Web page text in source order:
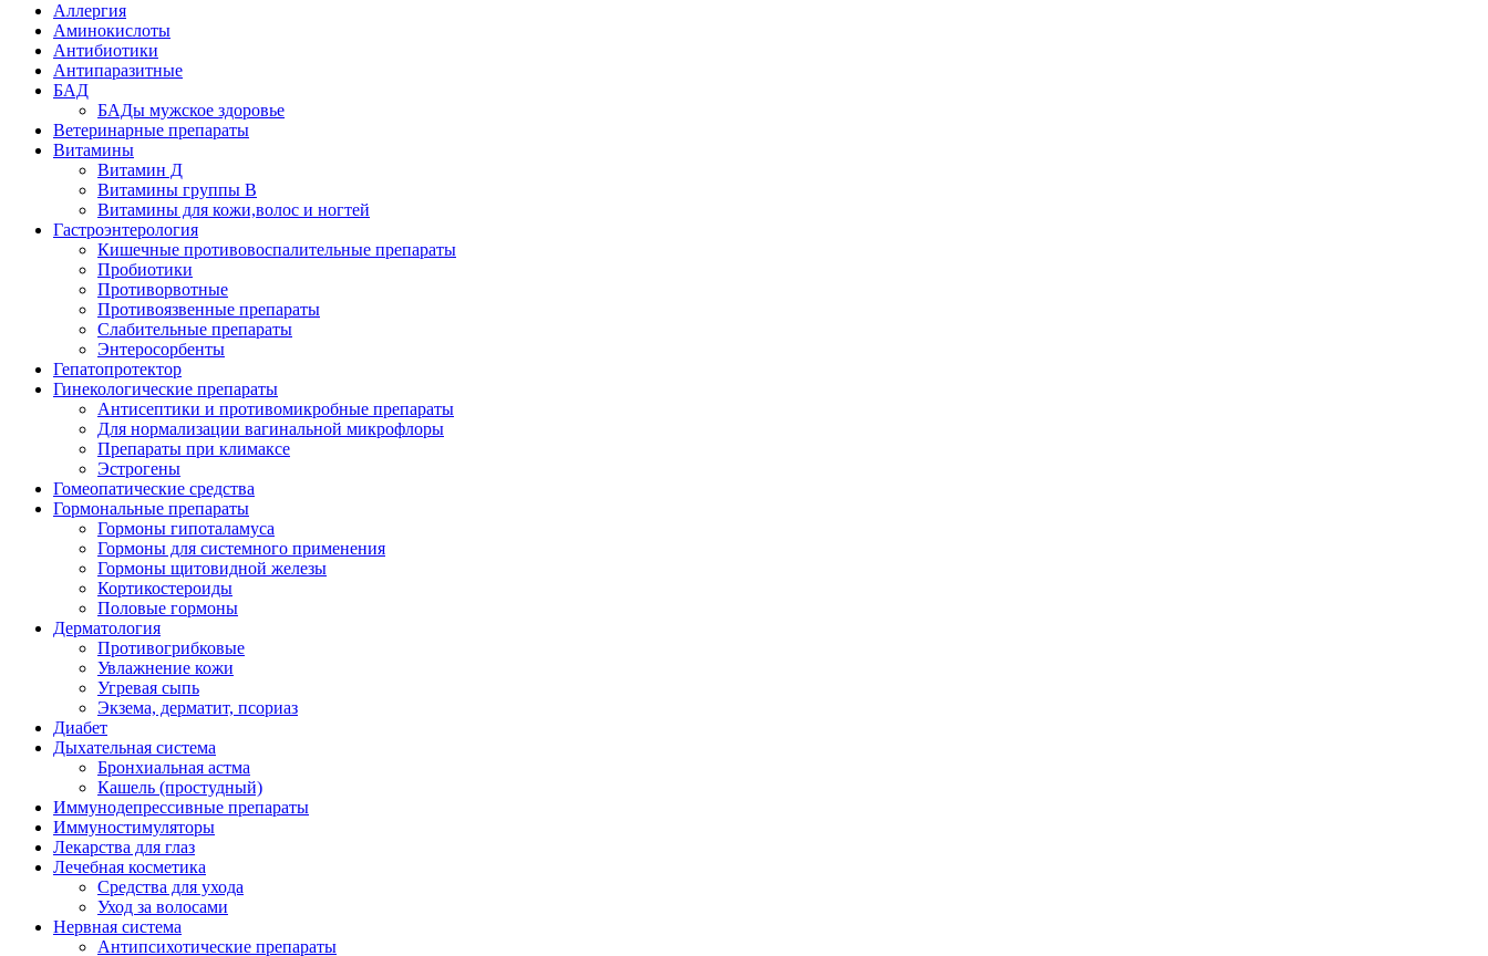
Аллергия
Аминокислоты
Антибиотики
Антипаразитные
БАД
БАДы мужское здоровье
Ветеринарные препараты
Витамины
Витамин Д
Витамины группы В
Витамины для кожи,волос и ногтей
Гастроэнтерология
Кишечные противовоспалительные препараты
Пробиотики
Противорвотные
Противоязвенные препараты
Слабительные препараты
Энтеросорбенты
Гепатопротектор
Гинекологические препараты
Антисептики и противомикробные препараты
Для нормализации вагинальной микрофлоры
Препараты при климаксе
Эстрогены
Гомеопатические средства
Гормональные препараты
Гормоны гипоталамуса
Гормоны для системного применения
Гормоны щитовидной железы
Кортикостероиды
Половые гормоны
Дерматология
Противогрибковые
Увлажнение кожи
Угревая сыпь
Экзема, дерматит, псориаз
Диабет
Дыхательная система
Бронхиальная астма
Кашель (простудный)
Иммунодепрессивные препараты
Иммуностимуляторы
Лекарства для глаз
Лечебная косметика
Средства для ухода
Уход за волосами
Нервная система
Антипсихотические препараты